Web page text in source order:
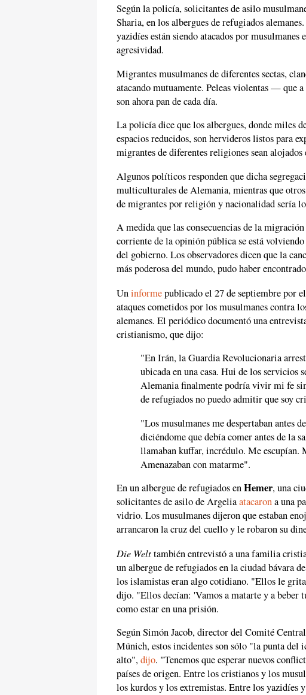
Según la policía, solicitantes de asilo
Sharia, en los albergues de refugiados
yazidíes están siendo atacados por
agresividad.
Migrantes musulmanes de diferentes sectas,
atacando mutuamente. Peleas violentas — que
son ahora pan de cada día.
La policía dice que los albergues, donde miles
espacios reducidos, son hervideros listos para
migrantes de diferentes religiones sean alojados
Algunos políticos responden que dicha
multiculturales de Alemania, mientras que
de migrantes por religión y nacionalidad sería
A medida que las consecuencias de la
corriente de la opinión pública se está
del gobierno. Los observadores dicen que la
más poderosa del mundo, pudo haber
Uninformepublicado el 27 de septiembre por
ataques cometidos por los musulmanes contra
alemanes. El periódico documentó una
cristianismo, que dijo:
"En Irán, la Guardia Revolucionaria
ubicada en una casa. Hui de los servicios
Alemania finalmente podría vivir mi fe
de refugiados no puedo admitir que soy
"Los musulmanes me despertaban antes
diciéndome que debía comer antes de la
llamaban kuffar, incrédulo. Me escupían.
Amenazaban con matarme".
En un albergue de refugiados enHemer, una
solicitantes de asilo de Argeliaatacarona una
vidrio. Los musulmanes dijeron que estaban
arrancaron la cruz del cuello y le robaron su
Die Welttambién entrevistó a una familia
un albergue de refugiados en la ciudad bávara
los islamistas eran algo cotidiano. "Ellos le
dijo. "Ellos decían: 'Vamos a matarte y a beber
como estar en una prisión.
Según Simón Jacob, director del Comité
Múnich, estos incidentes son sólo "la punta del
alto",dijo. "Tenemos que esperar nuevos
países de origen. Entre los cristianos y los
los kurdos y los extremistas. Entre los yazidíes